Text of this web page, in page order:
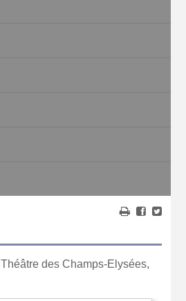
Théâtre des Champs-Elysées,